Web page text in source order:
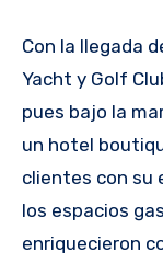
Con la llegada
Yacht y Golf
pues bajo la
un hotel
clientes con su
los espacios
enriquecieron